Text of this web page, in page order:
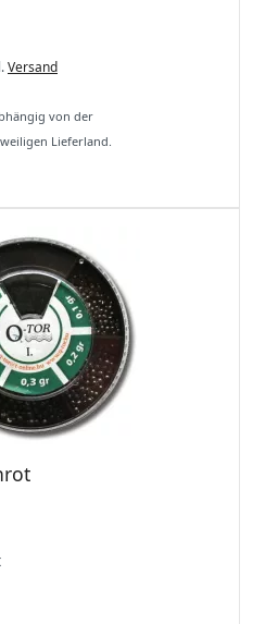
Versand
von der
Lieferland.